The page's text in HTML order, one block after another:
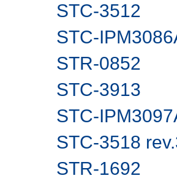
STC-3512
STC-
STR-0852
STC-3913
STC-
STC-3518
STR-1692